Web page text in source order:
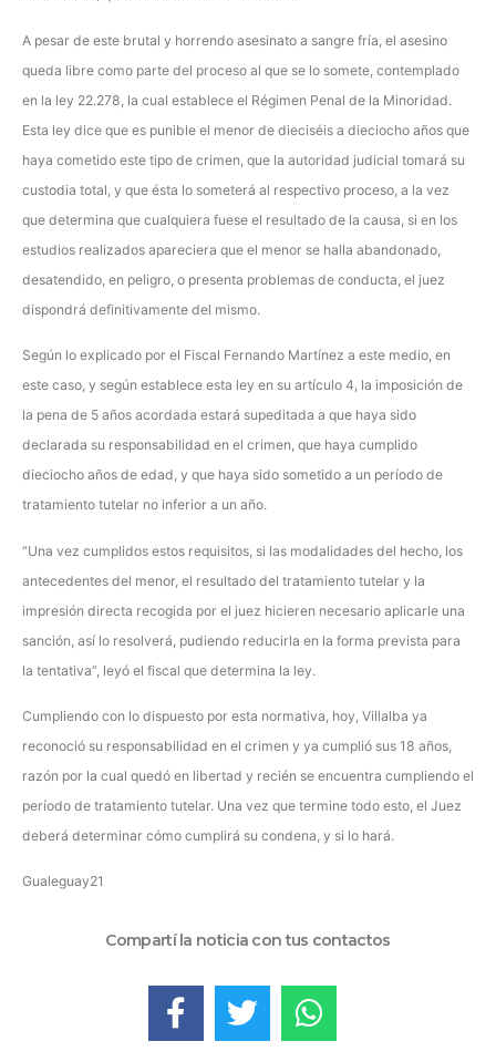
A pesar de este brutal y horrendo asesinato a sangre fría, el asesino
queda libre como parte del proceso al que se lo somete, contemplado
en la ley 22.278, la cual establece el Régimen Penal de la Minoridad.
Esta ley dice que es punible el menor de dieciséis a dieciocho años que
haya cometido este tipo de crimen, que la autoridad judicial tomará su
custodia total, y que ésta lo someterá al respectivo proceso, a la vez
que determina que cualquiera fuese el resultado de la causa, si en los
estudios realizados apareciera que el menor se halla abandonado,
desatendido, en peligro, o presenta problemas de conducta, el juez
dispondrá definitivamente del mismo.
Según lo explicado por el Fiscal Fernando Martínez a este medio, en
este caso, y según establece esta ley en su artículo 4, la imposición de
la pena de 5 años acordada estará supeditada a que haya sido
declarada su responsabilidad en el crimen, que haya cumplido
dieciocho años de edad, y que haya sido sometido a un período de
tratamiento tutelar no inferior a un año.
“Una vez cumplidos estos requisitos, si las modalidades del hecho, los
antecedentes del menor, el resultado del tratamiento tutelar y la
impresión directa recogida por el juez hicieren necesario aplicarle una
sanción, así lo resolverá, pudiendo reducirla en la forma prevista para
la tentativa”, leyó el fiscal que determina la ley.
Cumpliendo con lo dispuesto por esta normativa, hoy, Villalba ya
reconoció su responsabilidad en el crimen y ya cumplió sus 18 años,
razón por la cual quedó en libertad y recién se encuentra cumpliendo el
período de tratamiento tutelar. Una vez que termine todo esto, el Juez
deberá determinar cómo cumplirá su condena, y si lo hará.
Gualeguay21
Compartí la noticia con tus contactos